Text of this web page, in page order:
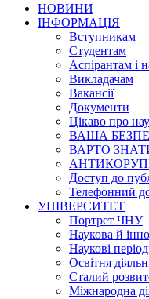
НОВИНИ
ІНФОРМАЦІЯ
Вступникам
Студентам
Аспірантам і
Викладачам
Вакансії
Документи
Цікаво про
ВАША
ВАРТО
Доступ до
Телефонний
УНІВЕРСИТЕТ
Портрет ЧНУ
Наукова й
Наукові
Освітня
Сталий
Міжнародна